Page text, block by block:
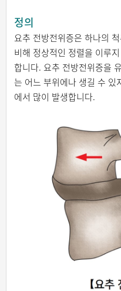
정의
요추 전방전위증은 하나의
비해 정상적인 정렬을 이루
합니다. 요추 전방전위증을
는 어느 부위에나 생길 수 있
에서 많이 발생합니다.